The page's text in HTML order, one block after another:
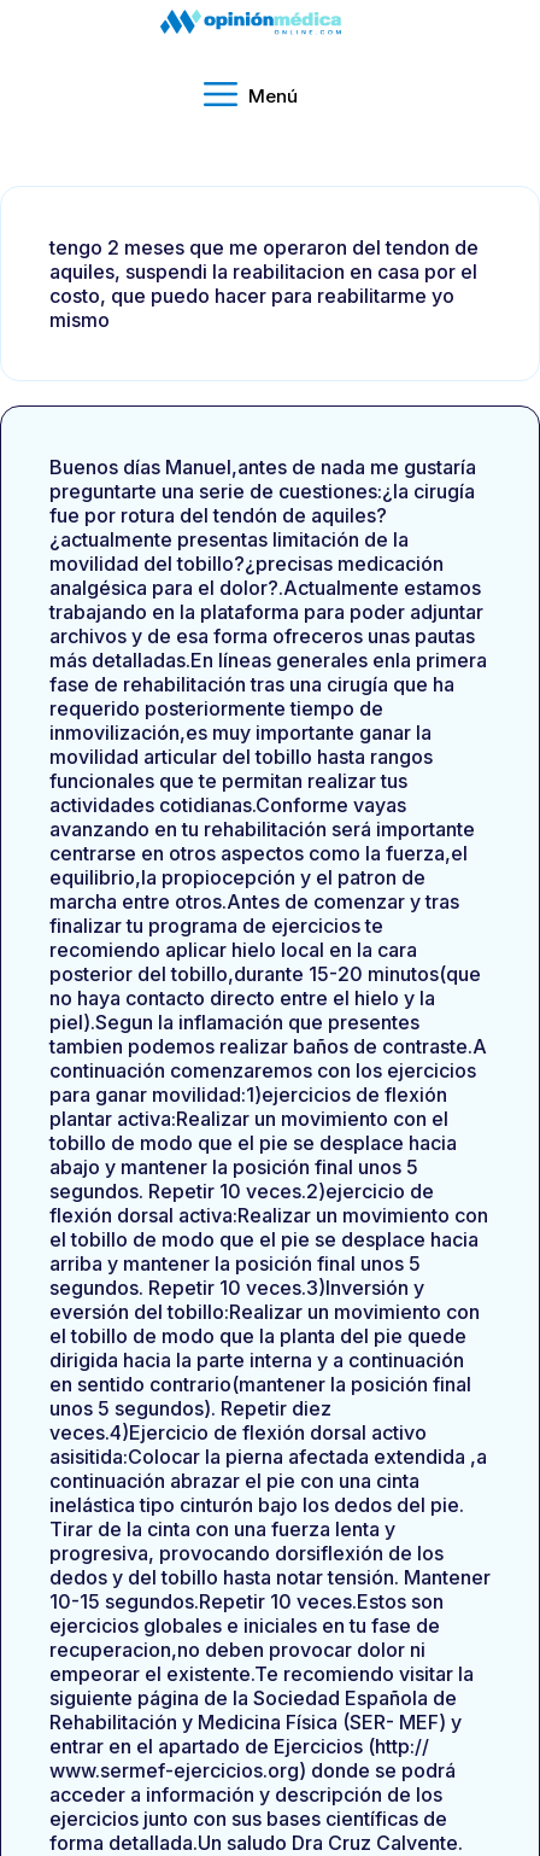
Menú
tengo 2 meses que me operaron del tendon de
aquiles, suspendi la reabilitacion en casa por el
costo, que puedo hacer para reabilitarme yo
mismo
Buenos días Manuel,antes de nada me gustaría
preguntarte una serie de cuestiones:¿la cirugía
fue por rotura del tendón de aquiles?
¿actualmente presentas limitación de la
movilidad del tobillo?¿precisas medicación
analgésica para el dolor?.Actualmente estamos
trabajando en la plataforma para poder adjuntar
archivos y de esa forma ofreceros unas pautas
más detalladas.En líneas generales enla primera
fase de rehabilitación tras una cirugía que ha
requerido posteriormente tiempo de
inmovilización,es muy importante ganar la
movilidad articular del tobillo hasta rangos
funcionales que te permitan realizar tus
actividades cotidianas.Conforme vayas
avanzando en tu rehabilitación será importante
centrarse en otros aspectos como la fuerza,el
equilibrio,la propiocepción y el patron de
marcha entre otros.Antes de comenzar y tras
finalizar tu programa de ejercicios te
recomiendo aplicar hielo local en la cara
posterior del tobillo,durante 15-20 minutos(que
no haya contacto directo entre el hielo y la
piel).Segun la inflamación que presentes
tambien podemos realizar baños de contraste.A
continuación comenzaremos con los ejercicios
para ganar movilidad:1)ejercicios de flexión
plantar activa:Realizar un movimiento con el
tobillo de modo que el pie se desplace hacia
abajo y mantener la posición final unos 5
segundos. Repetir 10 veces.2)ejercicio de
flexión dorsal activa:Realizar un movimiento con
el tobillo de modo que el pie se desplace hacia
arriba y mantener la posición final unos 5
segundos. Repetir 10 veces.3)Inversión y
eversión del tobillo:Realizar un movimiento con
el tobillo de modo que la planta del pie quede
dirigida hacia la parte interna y a continuación
en sentido contrario(mantener la posición final
unos 5 segundos). Repetir diez
veces.4)Ejercicio de flexión dorsal activo
asisitida:Colocar la pierna afectada extendida ,a
continuación abrazar el pie con una cinta
inelástica tipo cinturón bajo los dedos del pie.
Tirar de la cinta con una fuerza lenta y
progresiva, provocando dorsiflexión de los
dedos y del tobillo hasta notar tensión. Mantener
10-15 segundos.Repetir 10 veces.Estos son
ejercicios globales e iniciales en tu fase de
recuperacion,no deben provocar dolor ni
empeorar el existente.Te recomiendo visitar la
siguiente página de la Sociedad Española de
Rehabilitación y Medicina Física (SER- MEF) y
entrar en el apartado de Ejercicios (http://
www.sermef-ejercicios.org) donde se podrá
acceder a información y descripción de los
ejercicios junto con sus bases científicas de
forma detallada.Un saludo Dra Cruz Calvente.